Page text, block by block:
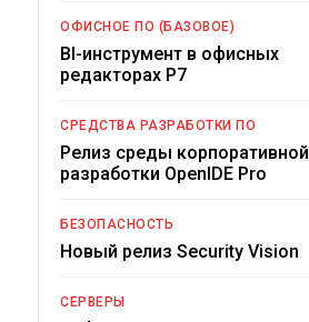
ОФИСНОЕ ПО (БАЗОВОЕ)
BI-инструмент в офисных
редакторах Р7
СРЕДСТВА РАЗРАБОТКИ ПО
Релиз среды корпоративной
разработки OpenIDE Pro
БЕЗОПАСНОСТЬ
Новый релиз Security Vision
СЕРВЕРЫ